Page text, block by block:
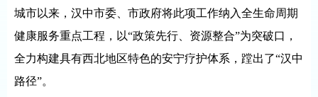
城市以来，汉中市委、市政府将此项工作纳入全生命周期
健康服务重点工程，以“政策先行、资源整合”为突破口，
全力构建具有西北地区特色的安宁疗护体系，蹚出了“汉中
路径”。